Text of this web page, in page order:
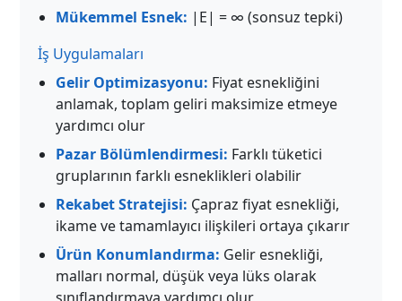
Mükemmel Esnek: |E| = ∞ (sonsuz tepki)
İş Uygulamaları
Gelir Optimizasyonu: Fiyat esnekliğini
anlamak, toplam geliri maksimize etmeye
yardımcı olur
Pazar Bölümlendirmesi: Farklı tüketici
gruplarının farklı esneklikleri olabilir
Rekabet Stratejisi: Çapraz fiyat esnekliği,
ikame ve tamamlayıcı ilişkileri ortaya çıkarır
Ürün Konumlandırma: Gelir esnekliği,
malları normal, düşük veya lüks olarak